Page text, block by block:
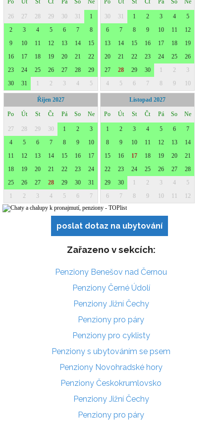
poslat dotaz na ubytování
Zařazeno v sekcích:
Penziony Benešov nad Černou
Penziony Černé Údolí
Penziony Jižní Čechy
Penziony pro páry
Penziony pro cyklisty
Penziony s ubytováním se psem
Penziony Novohradské hory
Penziony Českokrumlovsko
Penziony Jižní Čechy
Penziony pro páry